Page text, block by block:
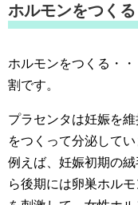
ホルモンをつくる
ホルモンをつくる・
割です。
プラセンタは妊娠を
をつくって分泌してい
例えば、妊娠初期の
ら後期には卵巣ホル